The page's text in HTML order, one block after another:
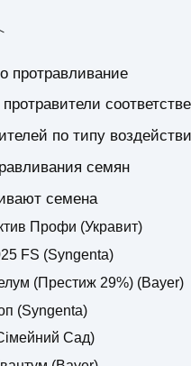
протравливание
по типу
семян
семена
Профи (Укравит)
FS (Syngenta)
(Престиж 29%) (Bayer)
(Syngenta)
Сад)